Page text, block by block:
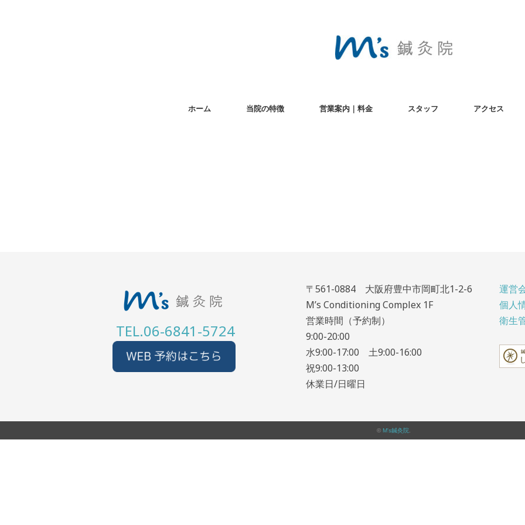
ホーム 当院の特徴 営業案内｜料金 スタッフ アクセス
TEL.06-6841-5724
〒561-0884 大阪府豊中市岡町北1-2-6
M’s Conditioning Complex 1F
営業時間（予約制）
9:00-20:00
水9:00-17:00 土9:00-16:00
祝9:00-13:00
休業日/日曜日
運営
個人
衛生
© M's鍼灸院